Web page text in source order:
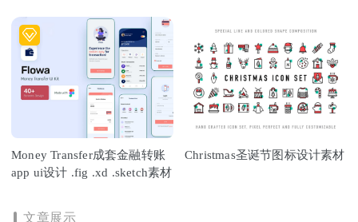
Money Transfer成套金融转账
app ui设计 .fig .xd .sketch素材
Christmas圣诞节图标设计素材
文章展示